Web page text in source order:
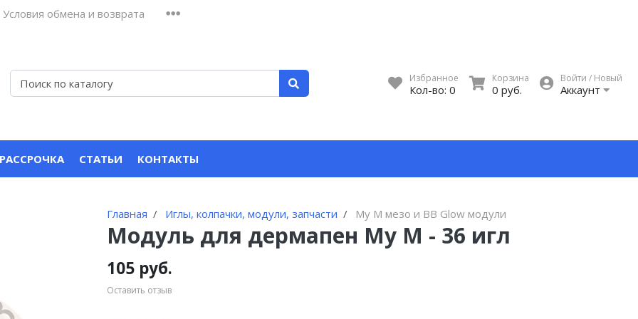
Условия обмена и возврата
Избранное
Кол-во: 0
Корзина
0 руб.
Войти / Новый
Аккаунт
СТАТЬИ КОНТАКТЫ
Главная Иглы, колпачки, модули, запчасти My M мезо и BB Glow модули
Модуль для дермапен My M - 36 игл
105 руб.
Оставить отзыв